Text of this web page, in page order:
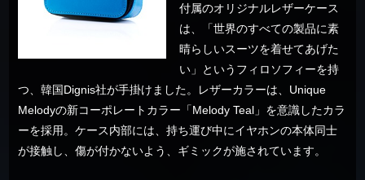
付属のオリジナルレザーケース
は、「世界のすべての製品に素
晴らしいスーツを着せてあげた
い」というフィロソフィーを持
つ、韓国Dignis社が手掛けました。レザーカラーは、Unique
Melodyの新コーポレートカラー「Melody Teal」を意識したカラ
ーを採用。ケース内部には、持ち運び中にイヤホンの本体同士
が接触し、傷が付かないよう、ギミックが施されています。